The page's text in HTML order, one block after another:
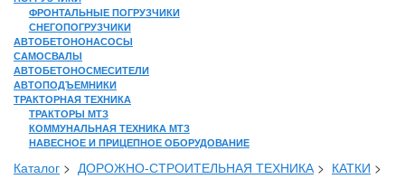
ФРОНТАЛЬНЫЕ ПОГРУЗЧИКИ
СНЕГОПОГРУЗЧИКИ
АВТОБЕТОНОНАСОСЫ
САМОСВАЛЫ
АВТОБЕТОНОСМЕСИТЕЛИ
АВТОПОДЪЕМНИКИ
ТРАКТОРНАЯ ТЕХНИКА
ТРАКТОРЫ МТЗ
КОММУНАЛЬНАЯ ТЕХНИКА МТЗ
НАВЕСНОЕ И ПРИЦЕПНОЕ ОБОРУДОВАНИЕ
Каталог > ДОРОЖНО-СТРОИТЕЛЬНАЯ ТЕХНИКА> КАТКИ >